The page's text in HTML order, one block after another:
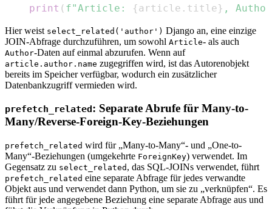
print ( f"Article: {article . title} ,
Hier weist select_related('author') Django an, eine einzige
JOIN-Abfrage durchzuführen, um sowohl Article- als auch
Author-Daten auf einmal abzurufen. Wenn auf
article.author.name zugegriffen wird, ist das Autorenobjekt
bereits im Speicher verfügbar, wodurch ein zusätzlicher
Datenbankzugriff vermieden wird.
prefetch_related: Separate Abrufe für Many-to-
Many/Reverse-Foreign-Key-Beziehungen
prefetch_related wird für „Many-to-Many“- und „One-to-
Many“-Beziehungen (umgekehrte ForeignKey) verwendet. Im
Gegensatz zu select_related , das SQL-JOINs verwendet, führt
prefetch_related eine separate Abfrage für jedes verwandte
Objekt aus und verwendet dann Python, um sie zu „verknüpfen“. Es
führt für jede angegebene Beziehung eine separate Abfrage aus und